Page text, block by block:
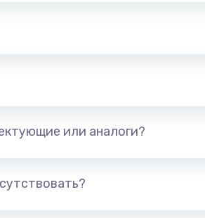
или аналоги?